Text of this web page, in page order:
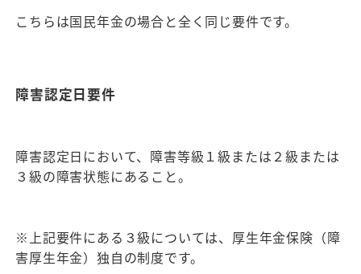
こちらは国民年金の場合と全く同じ要件です。
障害認定日要件
障害認定日において、障害等級１級または２級または
３級の障害状態にあること。
※上記要件にある３級については、厚生年金保険（障
害厚生年金）独自の制度です。